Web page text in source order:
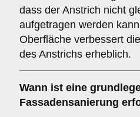
dass der Anstrich nicht
aufgetragen werden
Oberfläche verbessert
des Anstrichs erheblich.
Wann ist eine
Fassadensanierung